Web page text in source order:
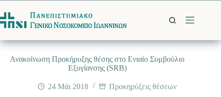
στο
περιεχόμενο
Ανακοίνωση Προκήρυξης θέσης στο Eνιαίο Συμβούλιο
Εξυγίανσης (SRB)
24 Μάι 2018 Προκηρύξεις θέσεων